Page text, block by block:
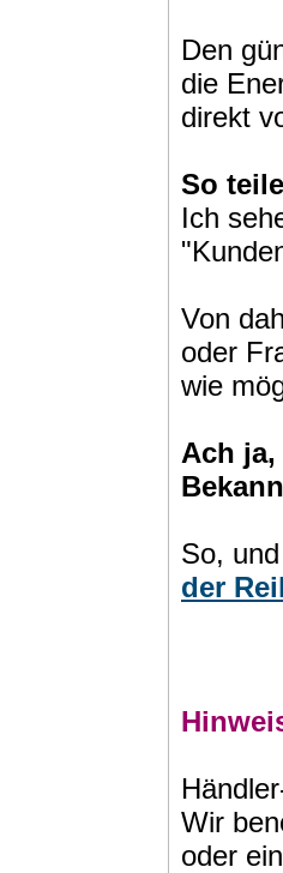
Den
die
direkt
So
Ich
Von
oder
wie
Ach
So,
der
Wir
oder